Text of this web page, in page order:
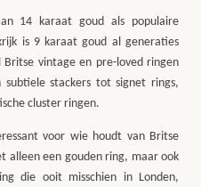
14 karaat goud als populaire
is 9 karaat goud al generaties
vintage en pre-loved ringen
stackers tot signet rings,
cluster ringen.
voor wie houdt van Britse
alleen een gouden ring, maar ook
die ooit misschien in Londen,